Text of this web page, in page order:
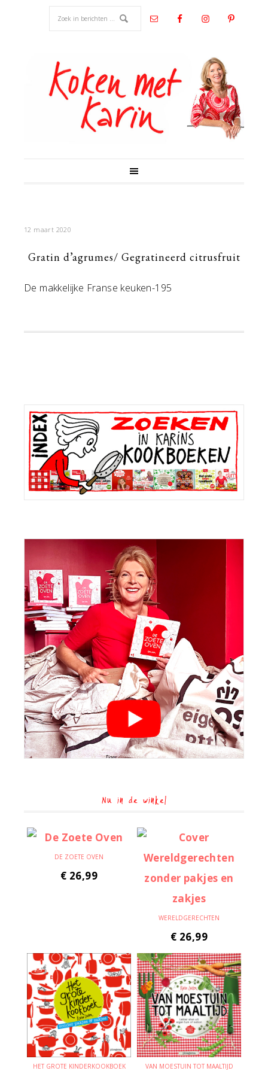
12 maart 2020
Gratin d’agrumes/ Gegratineerd citrusfruit
De makkelijke Franse keuken-195
Primaire
Sidebar
Nu in de winkel
DE ZOETE OVEN
€ 26,99
WERELDGERECHTEN
€ 26,99
HET GROTE KINDERKOOKBOEK VAN MOESTUIN TOT MAALTIJD